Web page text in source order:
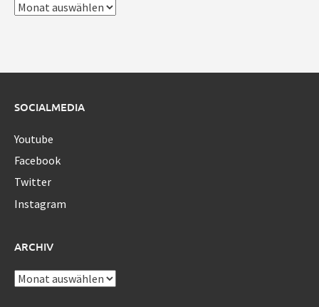
Archiv
SOCIALMEDIA
Youtube
Facebook
Twitter
Instagram
ARCHIV
Archiv